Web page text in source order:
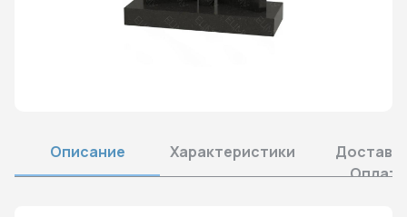
Описание Характеристики
Оплата